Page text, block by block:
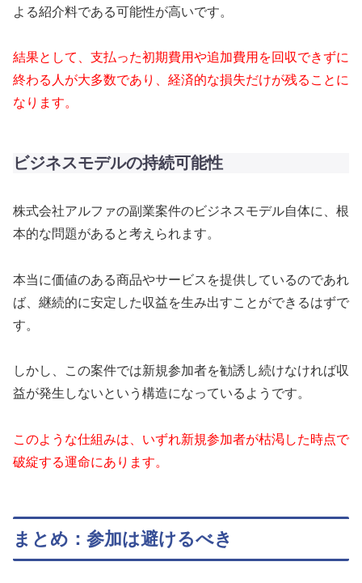
よる紹介料である可能性が高いです。
結果として、支払った初期費用や追加費用を回収できずに
終わる人が大多数であり、経済的な損失だけが残ることに
なります。
ビジネスモデルの持続可能性
株式会社アルファの副業案件のビジネスモデル自体に、根
本的な問題があると考えられます。
本当に価値のある商品やサービスを提供しているのであれ
ば、継続的に安定した収益を生み出すことができるはずで
す。
しかし、この案件では新規参加者を勧誘し続けなければ収
益が発生しないという構造になっているようです。
このような仕組みは、いずれ新規参加者が枯渇した時点で
破綻する運命にあります。
まとめ：参加は避けるべき